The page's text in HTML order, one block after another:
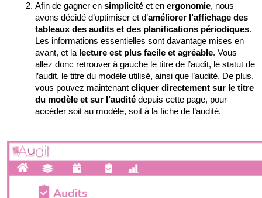
Afin de gagner en simplicité et en ergonomie, nous
avons décidé d’optimiser et d’améliorer l’affichage des
tableaux des audits et des planifications périodiques.
Les informations essentielles sont davantage mises en
avant, et la lecture est plus facile et agréable. Vous
allez donc retrouver à gauche le titre de l’audit, le statut de
l’audit, le titre du modèle utilisé, ainsi que l’audité. De plus,
vous pouvez maintenant cliquer directement sur le titre
du modèle et sur l’audité depuis cette page, pour
accéder soit au modèle, soit à la fiche de l’audité.